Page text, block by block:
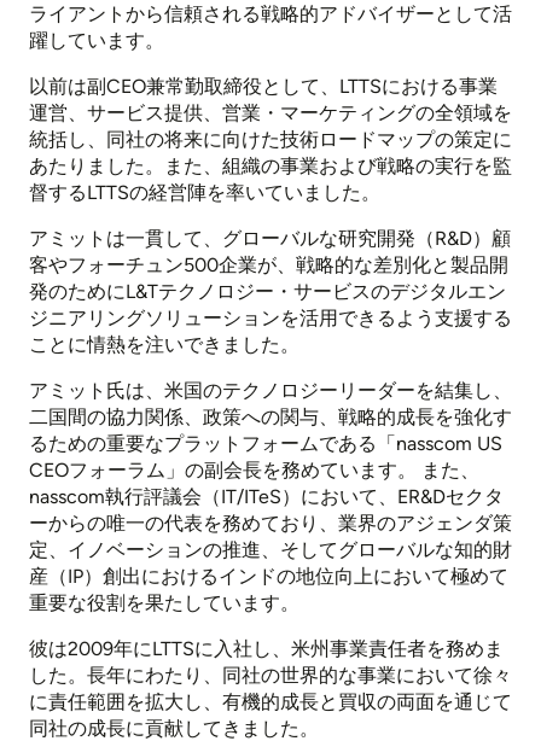
ライアントから信頼される戦略的アドバイザーとして活
躍しています。
以前は副CEO兼常勤取締役として、LTTSにおける事業
運営、サービス提供、営業・マーケティングの全領域を
統括し、同社の将来に向けた技術ロードマップの策定に
あたりました。また、組織の事業および戦略の実行を監
督するLTTSの経営陣を率いていました。
アミットは一貫して、グローバルな研究開発（R&D）顧
客やフォーチュン500企業が、戦略的な差別化と製品開
発のためにL&Tテクノロジー・サービスのデジタルエン
ジニアリングソリューションを活用できるよう支援する
ことに情熱を注いできました。
アミット氏は、米国のテクノロジーリーダーを結集し、
二国間の協力関係、政策への関与、戦略的成長を強化す
るための重要なプラットフォームである「nasscom US
CEOフォーラム」の副会長を務めています。 また、
nasscom執行評議会（IT/ITeS）において、ER&Dセクタ
ーからの唯一の代表を務めており、業界のアジェンダ策
定、イノベーションの推進、そしてグローバルな知的財
産（IP）創出におけるインドの地位向上において極めて
重要な役割を果たしています。
彼は2009年にLTTSに入社し、米州事業責任者を務めま
した。長年にわたり、同社の世界的な事業において徐々
に責任範囲を拡大し、有機的成長と買収の両面を通じて
同社の成長に貢献してきました。